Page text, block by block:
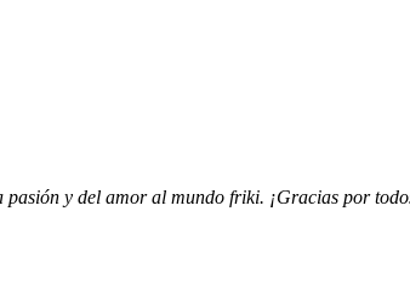
y del amor al mundo friki. ¡Gracias por